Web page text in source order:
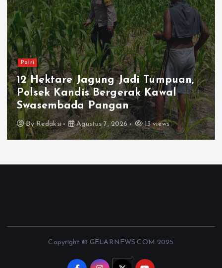
Polri
12 Hektare Jagung Jadi Tumpuan,
Polsek Kandis Bergerak Kawal
Swasembada Pangan
ByRedaksi Agustus 7, 2026 13 views
Copyright © GELARNEWS.COM 2025